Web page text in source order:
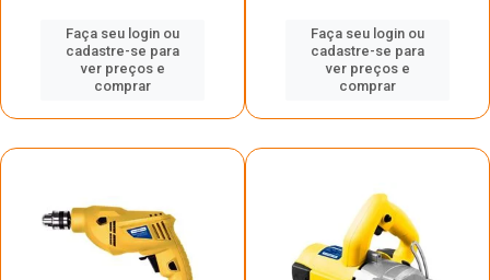
Faça seu login ou
cadastre-se para
ver preços e
comprar
Faça seu login ou
cadastre-se para
ver preços e
comprar